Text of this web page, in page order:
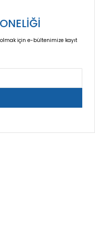
için e-bültenimize kayıt